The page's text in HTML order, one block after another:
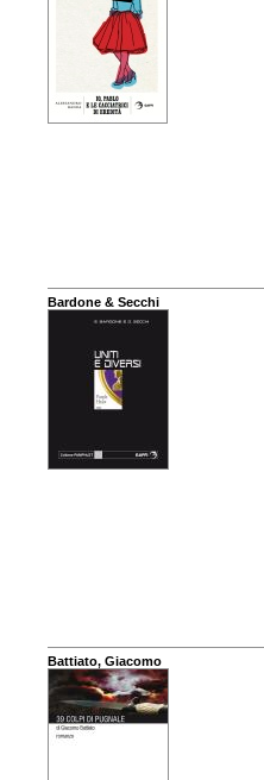
Bardone & Secchi
Battiato, Giacomo